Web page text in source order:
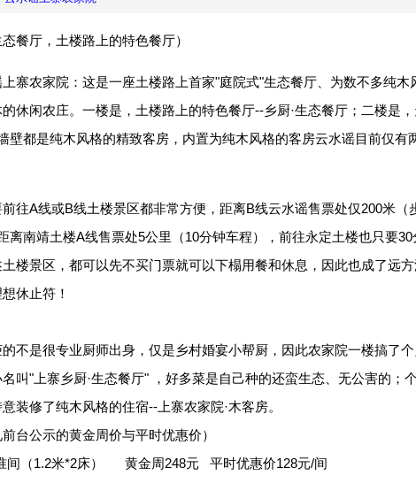
态餐厅，土楼路上的特色餐厅）
农家院：这是一座土楼路上首家"庭院式"生态餐厅、为数不多纯木
休闲农庄。一楼是，土楼路上的特色餐厅--乡厨·生态餐厅；二楼是
壁都是纯木风格的精致客房，内置为纯木风格的客房云水谣目前仅有
A线或B线土楼景区都非常方便，距离B线云水谣售票处仅200米（
离南靖土楼A线售票处5公里（10分钟车程），前往永定土楼也只要30
楼景区，都可以先不买门票就可以下榻用餐和休息，因此也成了远
休止符！
是很专业厨师出身，仅是乡村婚宴小帮厨，因此农家院一楼搞了
叫"上寨乡厨·生态餐厅" ，好多菜是自己种的还蛮生态、无公害的；
装修了纯木风格的住宿--上寨农家院·木客房。
台公示的黄金周价与平时优惠价）
（1.2米*2床） 黄金周248元 平时优惠价128元/间